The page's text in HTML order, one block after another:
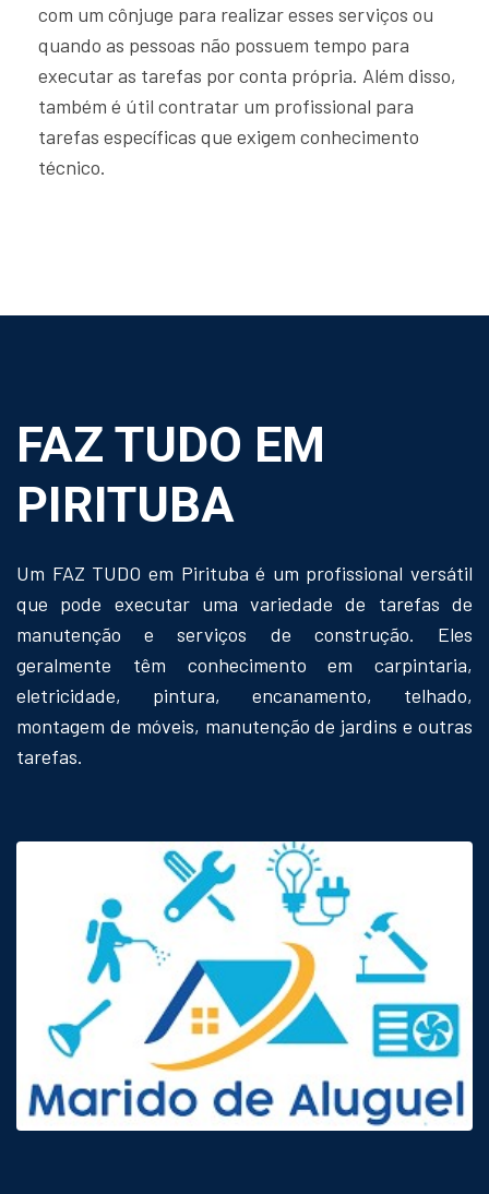
com um cônjuge para realizar esses serviços ou
quando as pessoas não possuem tempo para
executar as tarefas por conta própria. Além disso,
também é útil contratar um profissional para
tarefas específicas que exigem conhecimento
técnico.
FAZ TUDO EM
PIRITUBA
Um FAZ TUDO em Pirituba é um profissional versátil
que pode executar uma variedade de tarefas de
manutenção e serviços de construção. Eles
geralmente têm conhecimento em carpintaria,
eletricidade, pintura, encanamento, telhado,
montagem de móveis, manutenção de jardins e outras
tarefas.